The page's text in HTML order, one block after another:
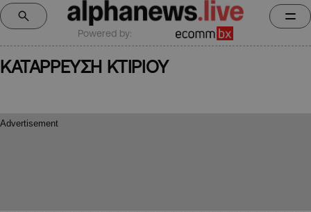
Powered by:
ΚΑΤΑΡΡΕΥΣΗ ΚΤΙΡΙΟΥ